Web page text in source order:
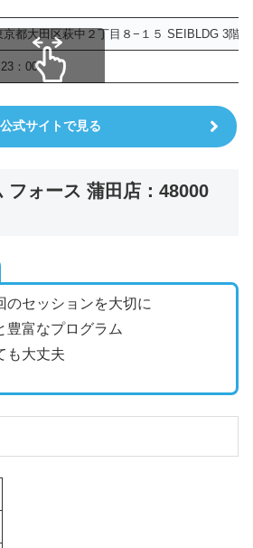
京都大田区萩中２丁目８−１５ SEIBLDG 3階
：00
公式サイトで見る
フォース 蒲田店：48000
のセッションを大切に
豊富なプログラム
も大丈夫